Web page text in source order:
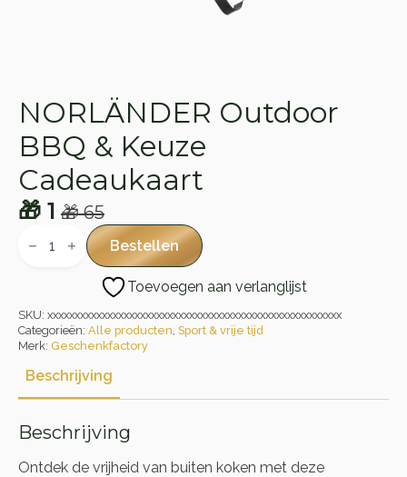
NORLÄNDER Outdoor
BBQ & Keuze
Cadeaukaart
🎁65
Oorspronkelijke
prijs
🎁 65.
🎁 1
Huidige
prijs
🎁 1.
NORLÄNDER
Outdoor
aantal
Bestellen
Toevoegen aan verlanglijst
SKU: xxxxxxxxxxxxxxxxxxxxxxxxxxxxxxxxxxxxxxxxxxxxxxxxxxxxxx
Categorieën: Alle producten, Sport & vrije tijd
Merk: Geschenkfactory
Beschrijving
Beschrijving
Ontdek de vrijheid van buiten koken met deze